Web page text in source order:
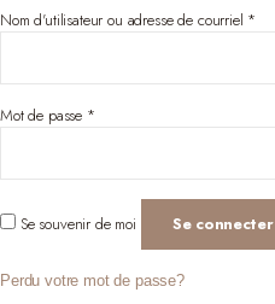
Nom d'utilisateur ou adresse de courriel *
Mot de passe *
Se souvenir de moi Se connecter
Perdu votre mot de passe?